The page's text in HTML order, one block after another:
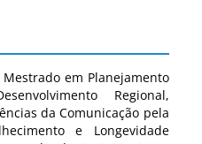
em Planejamento
Regional,
da Comunicação pela
e Longevidade